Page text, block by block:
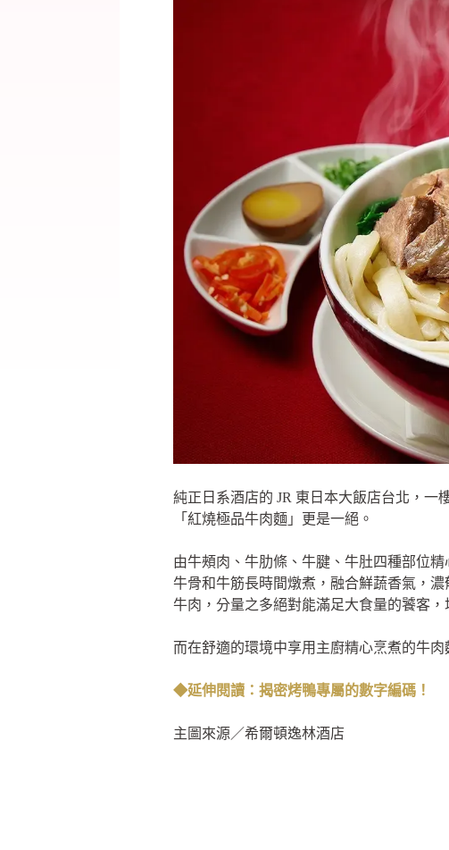
純正日系酒店的 JR 東日本大飯店台北，一
「紅燒極品牛肉麵」更是一絕。
由牛頰肉、牛肋條、牛腱、牛肚四種部位
牛骨和牛筋長時間燉煮，融合鮮蔬香氣，
牛肉，分量之多絕對能滿足大食量的饕客，
而在舒適的環境中享用主廚精心烹煮的牛
◆延伸閱讀：揭密烤鴨專屬的數字編碼！
主圖來源／希爾頓逸林酒店